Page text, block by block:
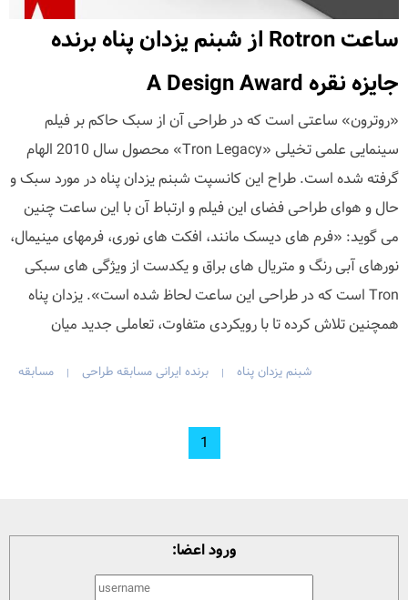
ساعت Rotron از شبنم یزدان پناه برنده
جایزه نقره A Design Award
«روترون» ساعتی است که در طراحی آن از سبک حاکم بر فیلم
سینمایی علمی تخیلی «Tron Legacy» محصول سال 2010 الهام
گرفته شده است. طراح این کانسپت شبنم یزدان پناه در مورد سبک و
حال و هوای طراحی فضای این فیلم و ارتباط آن با این ساعت چنین
می گوید: «فرم های دیسک مانند، افکت های نوری، فرمهای مینیمال،
نورهای آبی رنگ و متریال های براق و یکدست از ویژگی های سبکی
Tron است که در طراحی این ساعت لحاظ شده است». یزدان پناه
همچنین تلاش کرده تا با رویکردی متفاوت، تعاملی جدید میان
شبنم یزدان پناه | برنده ایرانی مسابقه طراحی | مسابقه
1
ورود اعضا: